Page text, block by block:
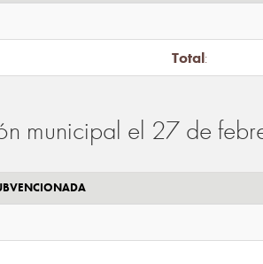
Total:
municipal el 27 de